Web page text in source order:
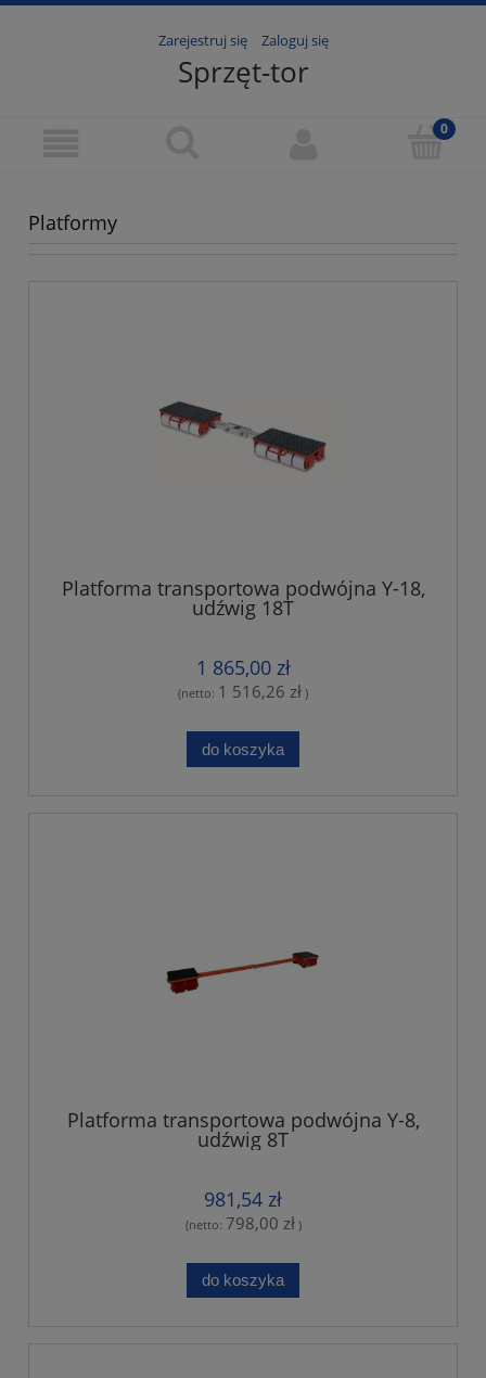
Zarejestruj się Zaloguj się
Sprzęt-tor
Platformy
Platforma transportowa podwójna Y-18,
udźwig 18T
1 865,00 zł
(netto: 1 516,26 zł )
do koszyka
Platforma transportowa podwójna Y-8,
udźwig 8T
981,54 zł
(netto: 798,00 zł)
do koszyka